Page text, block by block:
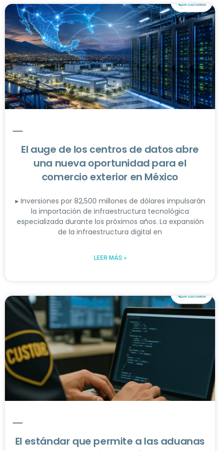
El auge de los centros de datos abre
una nueva oportunidad para el
comercio exterior en México
▸ Inversiones por 82,500 millones de dólares impulsarán
la importación de infraestructura tecnológica
especializada durante los próximos años. La expansión
de la infraestructura digital en
LEER MÁS »
El estándar que permite a las aduanas